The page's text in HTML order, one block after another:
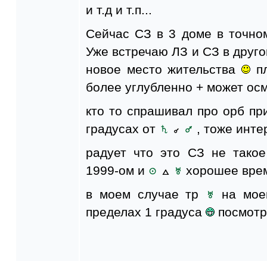
и т.д и т.п...
Сейчас СЗ в 3 доме в
Уже встречаю ЛЗ и СЗ в
новое место жительства
более углубленно + может
кто то спрашивал про орб
градусах от
, тоже
радует что это СЗ не
1999-ом и
хорошее
в моем случае тр
на
пределах 1 градуса